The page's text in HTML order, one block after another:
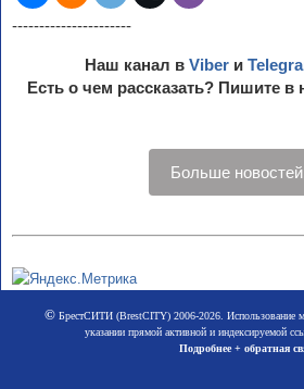
----------------------
Наш канал в Viber и
Есть о чем рассказать? Пишите в
Больше
©БрестСИТИ (BrestCITY) 2006-2026. Использование
указании прямой активной и индексируемой
Подробнее + обратная